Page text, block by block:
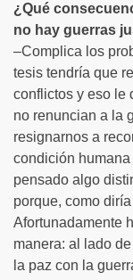
¿Qué
no hay guerras
–Complica los
tesis tendría que
conflictos y eso le
no renuncian a la
resignarnos a
condición
pensado algo
porque, como
Afortunadamente
manera: al lado
la paz con la